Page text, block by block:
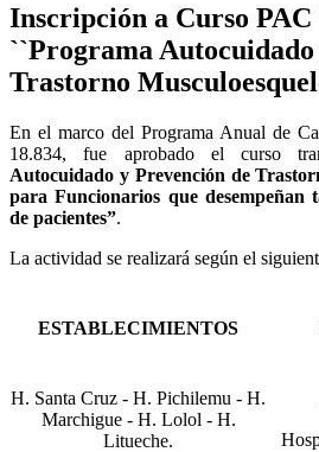
Inscripción a Curso PAC
``Programa
Trastorno
En el marco del Programa Anual de
18.834, fue aprobado el curso
Autocuidado y Prevención de
para Funcionarios que desempeñan
de pacientes”.
La actividad se realizará según el
ESTABLECIMIENTOS
H. Santa Cruz - H. Pichilemu - H.
Marchigue - H. Lolol - H.
Litueche.